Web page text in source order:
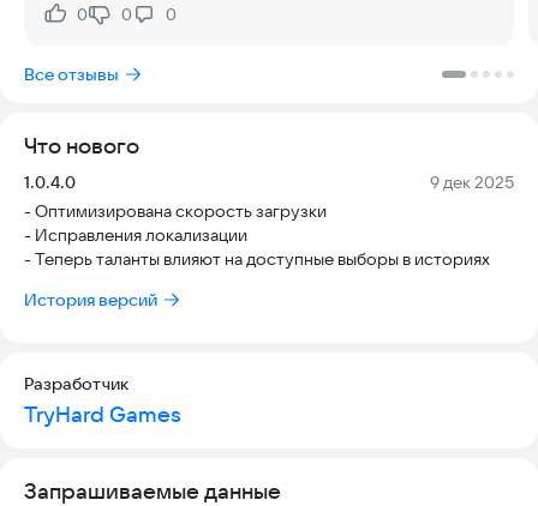
Это безопасный способ увидеть, как решения в сложных
найдете ответы на важные вопросы своей жизни.
https://vk.com/therapy_tales_game
построить собственные отношения
Нравится:
0Не нравится:
0 0
Все отзывы
Что нового
Версия:
1.0.4.0 Дата:
9 дек 2025
- Оптимизирована скорость загрузки
- Исправления локализации
- Теперь таланты влияют на доступные выборы в историях
История версий
Разработчик
TryHard Games
Запрашиваемые данные